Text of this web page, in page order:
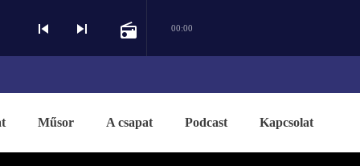
skip_previous skip_next radio 00:00
Műsor A csapat Podcast Kapcsolat